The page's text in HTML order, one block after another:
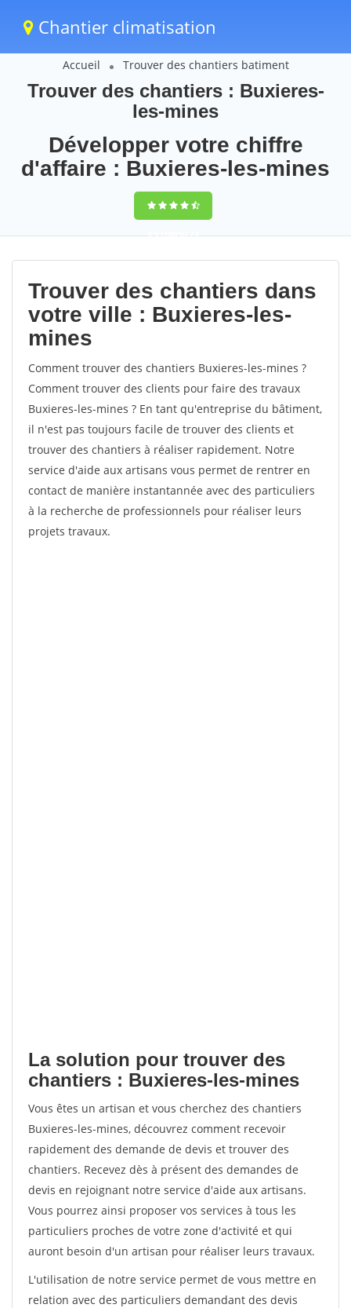
Chantier climatisation
Accueil Trouver des chantiers batiment
Trouver des chantiers : Buxieres-
les-mines
Développer votre chiffre
d'affaire : Buxieres-les-mines
9,5(100%)74
votes
Trouver des chantiers dans
votre ville : Buxieres-les-
mines
Comment trouver des chantiers Buxieres-les-mines ?
Comment trouver des clients pour faire des travaux
Buxieres-les-mines ? En tant qu'entreprise du bâtiment,
il n'est pas toujours facile de trouver des clients et
trouver des chantiers à réaliser rapidement. Notre
service d'aide aux artisans vous permet de rentrer en
contact de manière instantannée avec des particuliers
à la recherche de professionnels pour réaliser leurs
projets travaux.
La solution pour trouver des
chantiers : Buxieres-les-mines
Vous êtes un artisan et vous cherchez des chantiers
Buxieres-les-mines, découvrez comment recevoir
rapidement des demande de devis et trouver des
chantiers. Recevez dès à présent des demandes de
devis en rejoignant notre service d'aide aux artisans.
Vous pourrez ainsi proposer vos services à tous les
particuliers proches de votre zone d'activité et qui
auront besoin d'un artisan pour réaliser leurs travaux.
L'utilisation de notre service permet de vous mettre en
relation avec des particuliers demandant des devis